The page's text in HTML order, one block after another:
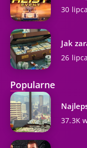
30
Jak
26
Popularne
37.3K